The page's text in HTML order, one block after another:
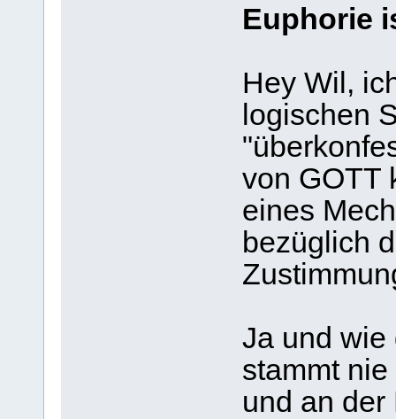
Euphorie
Hey Wil,
logischen
von GOTT
eines
bezüglich
Ja und wie
stammt
und an der